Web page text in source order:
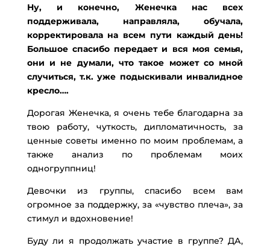
Ну, и конечно, Женечка нас всех
поддерживала, направляла, обучала,
корректировала на всем пути каждый день!
Большое спасибо передает и вся моя семья,
они и не думали, что такое может со мной
случиться, т.к. уже подыскивали инвалидное
кресло….
Дорогая Женечка, я очень тебе благодарна за
твою работу, чуткость, дипломатичность, за
ценные советы именно по моим проблемам, а
также анализ по проблемам моих
одногруппниц!
Девочки из группы, спасибо всем вам
огромное за поддержку, за «чувство плеча», за
стимул и вдохновение!
Буду ли я продолжать участие в группе? ДА,